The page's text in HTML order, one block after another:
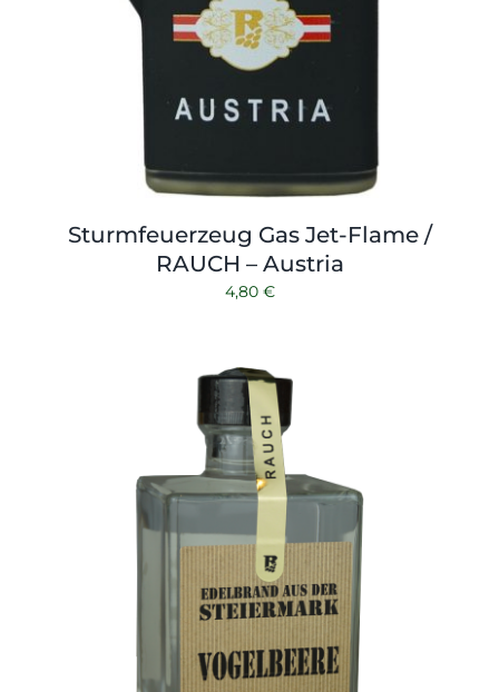
Sturmfeuerzeug Gas Jet-Flame /
RAUCH – Austria
4,80 €